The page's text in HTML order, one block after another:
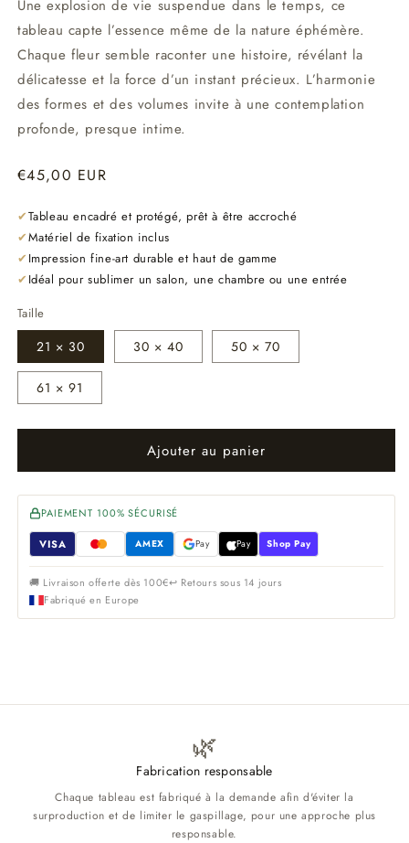
Une explosion de vie suspendue dans le temps, ce
tableau capte l’essence même de la nature éphémère.
Chaque fleur semble raconter une histoire, révélant la
délicatesse et la force d’un instant précieux. L’harmonie
des formes et des volumes invite à une contemplation
profonde, presque intime.
Prix
€45,00 EUR
✔Tableau encadré et protégé, prêt à être accroché
✔Matériel de fixation inclus
✔ Impression fine-art durable et haut de gamme
✔ Idéal pour sublimer un salon, une chambre ou une entrée
Taille
21 × 30 30 × 40 50 × 70
61 × 91
Ajouter au panier
PAIEMENT 100% SÉCURISÉ
VISA AMEX Pay Pay Shop Pay
🚚 Livraison offerte dès 100€↩ Retours sous 14 jours
Fabriqué en Europe
🌿
Fabrication responsable
Chaque tableau est fabriqué à la demande afin d'éviter la
surproduction et de limiter le gaspillage, pour une approche plus
responsable.